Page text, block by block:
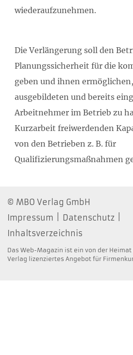
wiederaufzunehmen.
Die Verlängerung soll den
Planungssicherheit für die
geben und ihnen
ausgebildeten und bereits
Arbeitnehmer im Betrieb zu
Kurzarbeit freiwerdenden
von den Betrieben z. B. für
Qualifizierungsmaßnahmen
MBO Verlag GmbH
Impressum
Datenschutz
Inhaltsverzeichnis
Das Web-Magazin ist ein von der Heimat
Verlag lizenziertes Angebot für